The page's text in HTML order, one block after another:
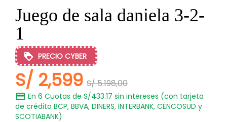
Juego de sala daniela 3-2-
1
PRECIO CYBER
S/ 2,599 S/ 5.198,00
En 6 Cuotas de S/433.17 sin intereses (con tarjeta
de crédito BCP, BBVA, DINERS, INTERBANK, CENCOSUD y
SCOTIABANK)